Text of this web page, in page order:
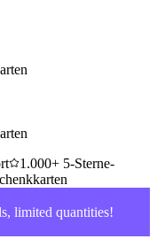
1.000+ 5-Sterne-
limited quantities!